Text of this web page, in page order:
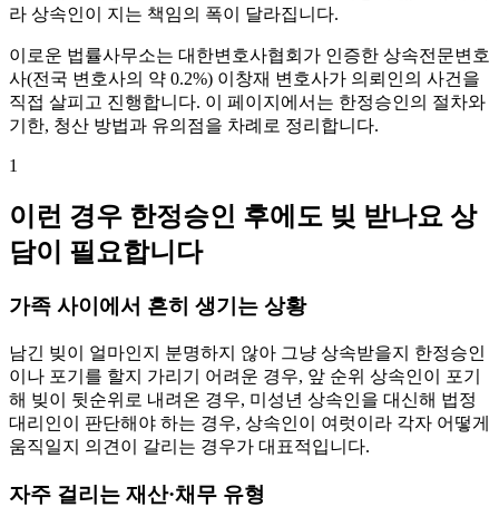
라 상속인이 지는 책임의 폭이 달라집니다.
이로운 법률사무소는 대한변호사협회가 인증한 상속전문변호
사(전국 변호사의 약 0.2%) 이창재 변호사가 의뢰인의 사건을
직접 살피고 진행합니다. 이 페이지에서는 한정승인의 절차와
기한, 청산 방법과 유의점을 차례로 정리합니다.
1
이런 경우 한정승인 후에도 빚 받나요 상
담이 필요합니다
가족 사이에서 흔히 생기는 상황
남긴 빚이 얼마인지 분명하지 않아 그냥 상속받을지 한정승인
이나 포기를 할지 가리기 어려운 경우, 앞 순위 상속인이 포기
해 빚이 뒷순위로 내려온 경우, 미성년 상속인을 대신해 법정
대리인이 판단해야 하는 경우, 상속인이 여럿이라 각자 어떻게
움직일지 의견이 갈리는 경우가 대표적입니다.
자주 걸리는 재산·채무 유형